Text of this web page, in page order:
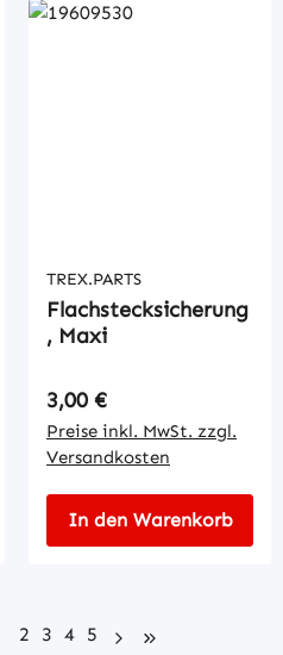
TREX.PARTS
Flachstecksicherung
, Maxi
Regulärer Preis:
3,00 €
Preise inkl. MwSt. zzgl.
Versandkosten
In den Warenkorb
Seite
2 Seite
3 Seite
4 Seite
5